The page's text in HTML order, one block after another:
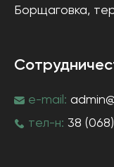
Борщаговка,
e-mail:
тел-н: 38